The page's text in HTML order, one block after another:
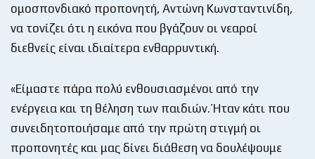
ομοσπονδιακό προπονητή, Αντώνη Κωνσταντινίδη,
να τονίζει ότι η εικόνα που βγάζουν οι νεαροί
διεθνείς είναι ιδιαίτερα ενθαρρυντική.
«Είμαστε πάρα πολύ ενθουσιασμένοι από την
ενέργεια και τη θέληση των παιδιών. Ήταν κάτι που
συνειδητοποιήσαμε από την πρώτη στιγμή οι
προπονητές και μας δίνει διάθεση να δουλέψουμε